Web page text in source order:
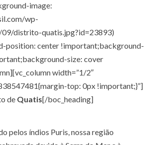
image:
wp-
distrito-quatis.jpg?id=23893)
position: center !important;background-
size: cover
width=”1/2″
top: 0px !important;}”]
de Quatis[/boc_heading]
pelos índios Puris, nossa região